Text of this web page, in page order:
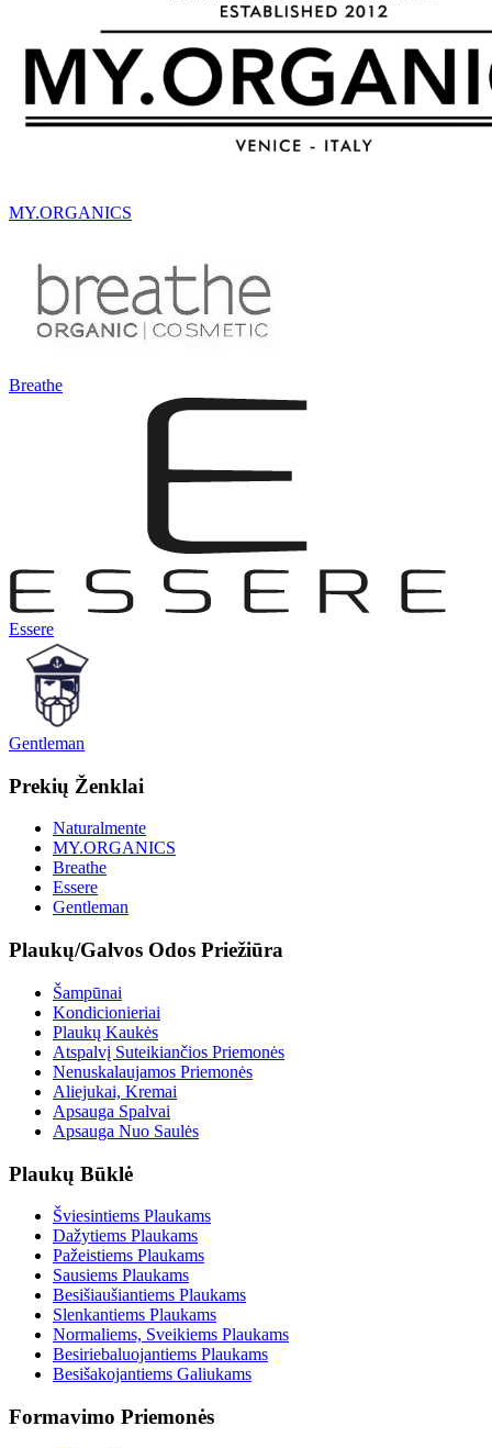
MY.ORGANICS
Breathe
Essere
Gentleman
Prekių Ženklai
Naturalmente
MY.ORGANICS
Breathe
Essere
Gentleman
Plaukų/Galvos Odos Priežiūra
Šampūnai
Kondicionieriai
Plaukų Kaukės
Atspalvį Suteikiančios Priemonės
Nenuskalaujamos Priemonės
Aliejukai, Kremai
Apsauga Spalvai
Apsauga Nuo Saulės
Plaukų Būklė
Šviesintiems Plaukams
Dažytiems Plaukams
Pažeistiems Plaukams
Sausiems Plaukams
Besišiaušiantiems Plaukams
Slenkantiems Plaukams
Normaliems, Sveikiems Plaukams
Besiriebaluojantiems Plaukams
Besišakojantiems Galiukams
Formavimo Priemonės